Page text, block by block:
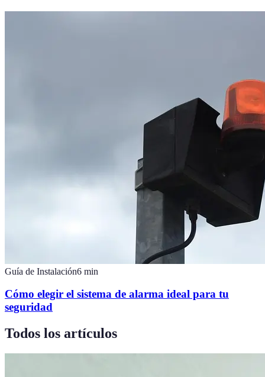
Guía de Instalación6 min
Cómo elegir el sistema de alarma ideal para tu
seguridad
Todos los artículos